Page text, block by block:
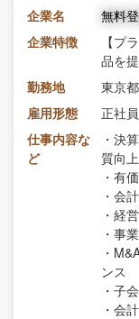
企業名
無料
企業特徴
【プ
品を
勤務地
東京都
雇用形態
正社員
仕事内容な
ど
・決
質向上
・有
・会
・経
・事
・
ンス
・子
・会